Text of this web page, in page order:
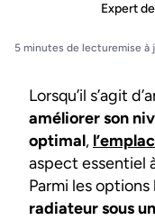
Expert
5 minutes de lecturemise à
Lorsqu’il s’agit
améliorer son
optimal,
aspect essentiel
Parmi les
radiateur sous